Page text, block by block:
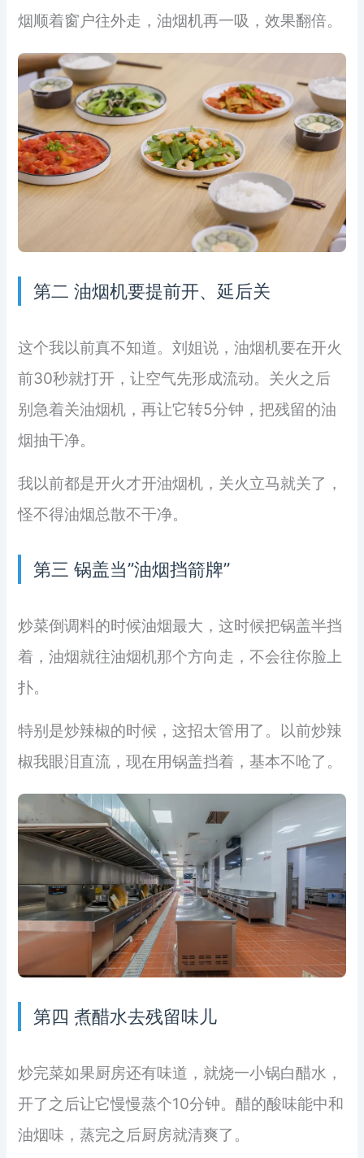
烟顺着窗户往外走，油烟机再一吸，效果翻倍。
第二 油烟机要提前开、延后关
这个我以前真不知道。刘姐说，油烟机要在开火
前30秒就打开，让空气先形成流动。关火之后
别急着关油烟机，再让它转5分钟，把残留的油
烟抽干净。
我以前都是开火才开油烟机，关火立马就关了，
怪不得油烟总散不干净。
第三 锅盖当”油烟挡箭牌”
炒菜倒调料的时候油烟最大，这时候把锅盖半挡
着，油烟就往油烟机那个方向走，不会往你脸上
扑。
特别是炒辣椒的时候，这招太管用了。以前炒辣
椒我眼泪直流，现在用锅盖挡着，基本不呛了。
第四 煮醋水去残留味儿
炒完菜如果厨房还有味道，就烧一小锅白醋水，
开了之后让它慢慢蒸个10分钟。醋的酸味能中和
油烟味，蒸完之后厨房就清爽了。